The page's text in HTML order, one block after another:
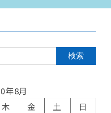
年8月
木 金 土
日